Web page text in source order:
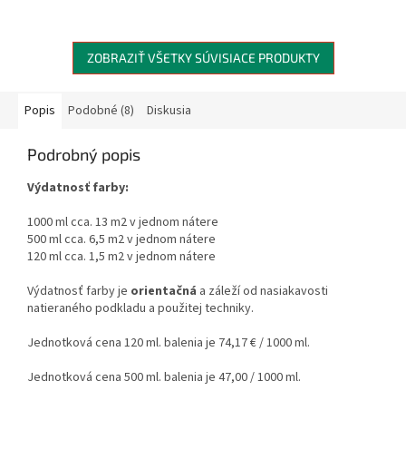
Paint dekoratívne farby,...
štrukturované...
ZOBRAZIŤ VŠETKY SÚVISIACE PRODUKTY
Popis Podobné (8) Diskusia
Podrobný popis
Výdatnosť farby:
1000 ml cca. 13 m2 v jednom nátere
500 ml cca. 6,5 m2 v jednom nátere
120 ml cca. 1,5 m2 v jednom nátere
Výdatnosť farby je orientačná a záleží od nasiakavosti
natieraného podkladu a použitej techniky.
Jednotková cena 120 ml. balenia je 74,17 € / 1000 ml.
Jednotková cena 500 ml. balenia je 47,00 / 1000 ml.